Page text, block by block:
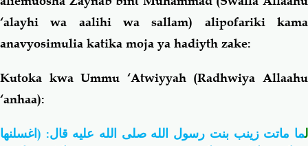
‘alayhi wa aalihi wa sallam) alipofariki kama
anavyosimulia katika moja ya hadiyth zake:
Kutoka kwa Ummu ‘Atwiyyah (Radhwiya Allaahu
‘anhaa):
لما ماتت زينب بنت رسول الله صلى الله عليه قال: (اغسلنها